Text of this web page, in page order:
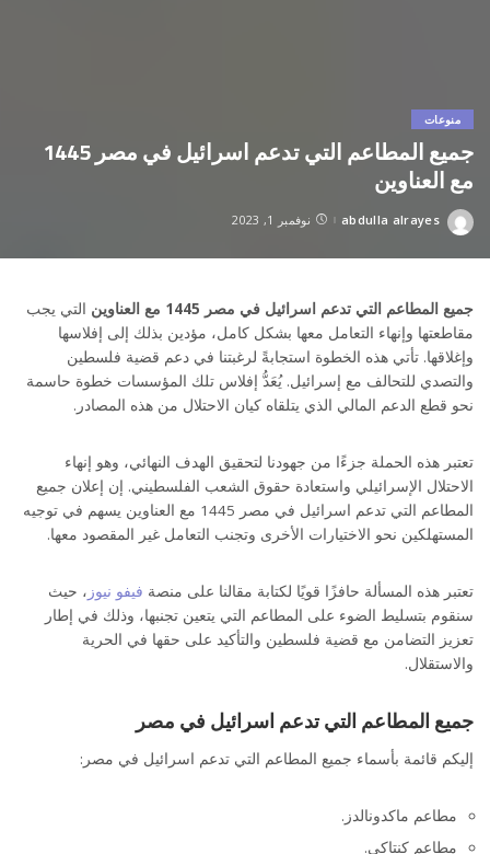
منوعات
جميع المطاعم التي تدعم اسرائيل في مصر 1445
مع العناوين
Posted
abdulla alrayes نوفمبر 1, 2023
جميع المطاعم التي تدعم اسرائيل في مصر 1445 مع العناوين
التي يجب
مقاطعتها وإنهاء التعامل معها بشكل كامل، مؤدين بذلك إلى إفلاسها
وإغلاقها. تأتي هذه الخطوة استجابةً لرغبتنا في دعم قضية فلسطين
والتصدي للتحالف مع إسرائيل. يُعَدُّ إفلاس تلك المؤسسات خطوة حاسمة
نحو قطع الدعم المالي الذي يتلقاه كيان الاحتلال من هذه المصادر.
تعتبر هذه الحملة جزءًا من جهودنا لتحقيق الهدف النهائي، وهو إنهاء
الاحتلال الإسرائيلي واستعادة حقوق الشعب الفلسطيني. إن إعلان جميع
المطاعم التي تدعم اسرائيل في مصر 1445 مع العناوين يسهم في توجيه
المستهلكين نحو الاختيارات الأخرى وتجنب التعامل غير المقصود معها.
تعتبر هذه المسألة حافزًا قويًا لكتابة مقالنا على منصة فيفو نيوز ، حيث
سنقوم بتسليط الضوء على المطاعم التي يتعين تجنبها، وذلك في إطار
تعزيز التضامن مع قضية فلسطين والتأكيد على حقها في الحرية
والاستقلال.
جميع المطاعم التي تدعم اسرائيل في مصر
إليكم قائمة بأسماء جميع المطاعم التي تدعم اسرائيل في مصر:
مطاعم ماكدونالدز.
مطاعم كنتاكي.